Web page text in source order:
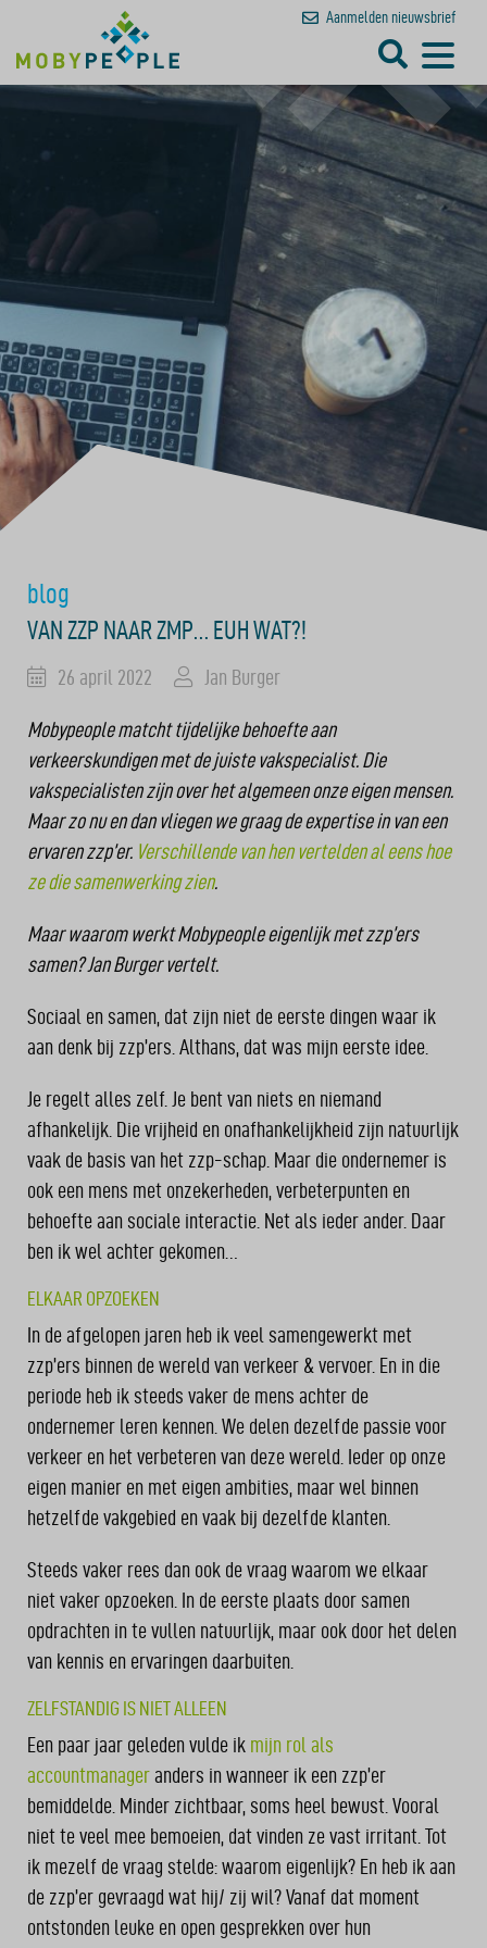
Aanmelden nieuwsbrief
blog
VAN ZZP NAAR ZMP… EUH WAT?!
26 april 2022 Jan Burger
Mobypeople matcht tijdelijke behoefte aan
verkeerskundigen met de juiste vakspecialist. Die
vakspecialisten zijn over het algemeen onze eigen mensen.
Maar zo nu en dan vliegen we graag de expertise in van een
ervaren zzp’er. Verschillende van hen vertelden al eens hoe
ze die samenwerking zien.
Maar waarom werkt Mobypeople eigenlijk met zzp’ers
samen? Jan Burger vertelt.
Sociaal en samen, dat zijn niet de eerste dingen waar ik
aan denk bij zzp’ers. Althans, dat was mijn eerste idee.
Je regelt alles zelf. Je bent van niets en niemand
afhankelijk. Die vrijheid en onafhankelijkheid zijn natuurlijk
vaak de basis van het zzp-schap. Maar die ondernemer is
ook een mens met onzekerheden, verbeterpunten en
behoefte aan sociale interactie. Net als ieder ander. Daar
ben ik wel achter gekomen…
ELKAAR OPZOEKEN
In de afgelopen jaren heb ik veel samengewerkt met
zzp’ers binnen de wereld van verkeer & vervoer. En in die
periode heb ik steeds vaker de mens achter de
ondernemer leren kennen. We delen dezelfde passie voor
verkeer en het verbeteren van deze wereld. Ieder op onze
eigen manier en met eigen ambities, maar wel binnen
hetzelfde vakgebied en vaak bij dezelfde klanten.
Steeds vaker rees dan ook de vraag waarom we elkaar
niet vaker opzoeken. In de eerste plaats door samen
opdrachten in te vullen natuurlijk, maar ook door het delen
van kennis en ervaringen daarbuiten.
ZELFSTANDIG IS NIET ALLEEN
Een paar jaar geleden vulde ik mijn rol als
accountmanageranders in wanneer ik een zzp’er
bemiddelde. Minder zichtbaar, soms heel bewust. Vooral
niet te veel mee bemoeien, dat vinden ze vast irritant. Tot
ik mezelf de vraag stelde: waarom eigenlijk? En heb ik aan
de zzp’er gevraagd wat hij/ zij wil? Vanaf dat moment
ontstonden leuke en open gesprekken over hun